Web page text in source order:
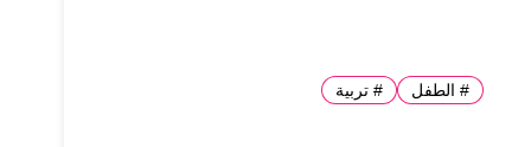
#الطفل #تربية